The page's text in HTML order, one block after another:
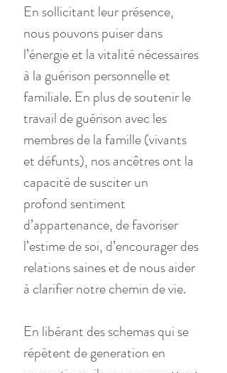
En sollicitant leur présence,
nous pouvons puiser dans
l’énergie et la vitalité nécessaires
à la guérison personnelle et
familiale. En plus de soutenir le
travail de guérison avec les
membres de la famille (vivants
et défunts), nos ancêtres ont la
capacité de susciter un
profond sentiment
d’appartenance, de favoriser
l’estime de soi, d’encourager des
relations saines et de nous aider
à clarifier notre chemin de vie.
En libérant des schemas qui se
répètent de generation en